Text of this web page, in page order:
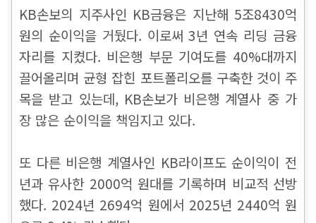
KB손보의 지주사인 KB금융은 지난해 5조8430억
원의 순이익을 거뒀다. 이로써 3년 연속 리딩 금융
자리를 지켰다. 비은행 부문 기여도를 40%대까지
끌어올리며 균형 잡힌 포트폴리오를 구축한 것이 주
목을 받고 있는데, KB손보가 비은행 계열사 중 가
장 많은 순이익을 책임지고 있다.
또 다른 비은행 계열사인 KB라이프도 순이익이 전
년과 유사한 2000억 원대를 기록하며 비교적 선방
했다. 2024년 2694억 원에서 2025년 2440억 원